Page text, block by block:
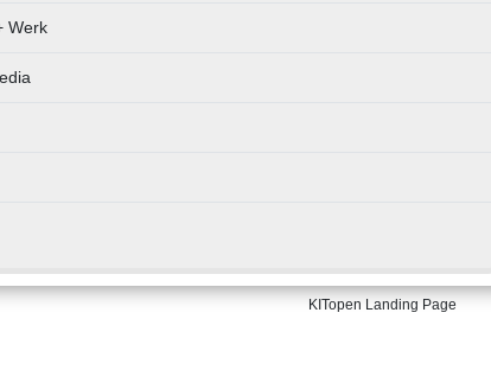
Werk
KITopen Landing Page